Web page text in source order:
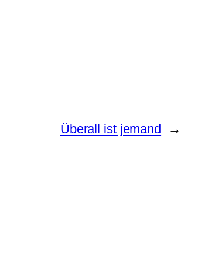
Überall ist jemand →